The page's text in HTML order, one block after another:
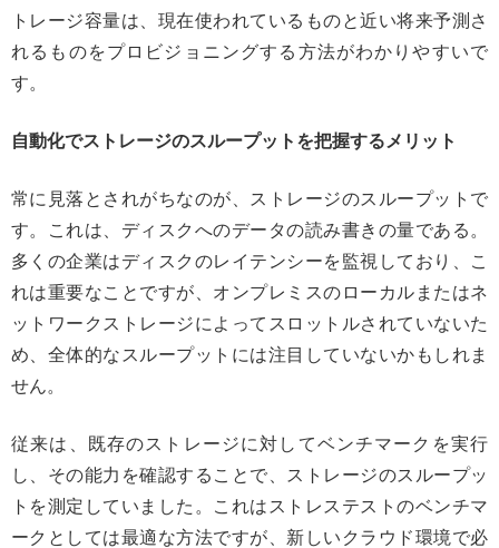
トレージ容量は、現在使われているものと近い将来予測さ
れるものをプロビジョニングする方法がわかりやすいで
す。
自動化でストレージのスループットを把握するメリット
常に見落とされがちなのが、ストレージのスループットで
す。これは、ディスクへのデータの読み書きの量である。
多くの企業はディスクのレイテンシーを監視しており、こ
れは重要なことですが、オンプレミスのローカルまたはネ
ットワークストレージによってスロットルされていないた
め、全体的なスループットには注目していないかもしれま
せん。
従来は、既存のストレージに対してベンチマークを実行
し、その能力を確認することで、ストレージのスループッ
トを測定していました。これはストレステストのベンチマ
ークとしては最適な方法ですが、新しいクラウド環境で必